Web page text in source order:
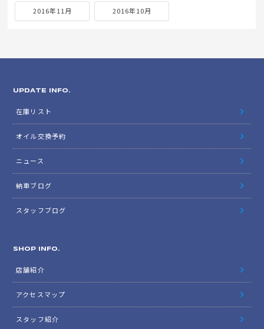
2016年11月 2016年10月
UPDATE INFO.
在庫リスト
オイル交換予約
ニュース
納車ブログ
スタッフブログ
SHOP INFO.
店舗紹介
アクセスマップ
スタッフ紹介